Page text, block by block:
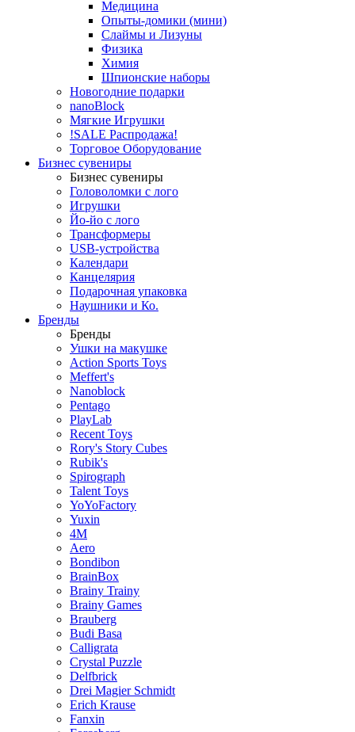
Медицина
Опыты-домики (мини)
Слаймы и Лизуны
Физика
Химия
Шпионские наборы
Новогодние подарки
nanoBlock
Мягкие Игрушки
!SALE Распродажа!
Торговое Оборудование
Бизнес сувениры
Бизнес сувениры
Головоломки с лого
Игрушки
Йо-йо с лого
Трансформеры
USB-устройства
Календари
Канцелярия
Подарочная упаковка
Наушники и Ко.
Бренды
Бренды
Ушки на макушке
Action Sports Toys
Meffert's
Nanoblock
Pentago
PlayLab
Recent Toys
Rory's Story Cubes
Rubik's
Spirograph
Talent Toys
YoYoFactory
Yuxin
4M
Aero
Bondibon
BrainBox
Brainy Trainy
Brainy Games
Brauberg
Budi Basa
Calligrata
Crystal Puzzle
Delfbrick
Drei Magier Schmidt
Erich Krause
Fanxin